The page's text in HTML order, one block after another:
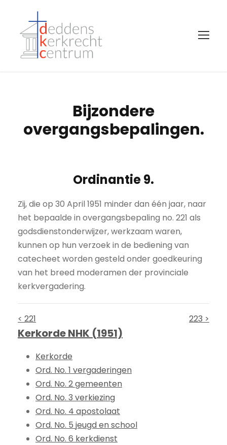
Bijzondere
overgangsbepalingen.
Ordinantie 9.
Zij, die op 30 April 1951 minder dan één jaar, naar
het bepaalde in overgangsbepaling no. 221 als
godsdienstonderwijzer, werkzaam waren,
kunnen op hun verzoek in de bediening van
catecheet worden gesteld onder goedkeuring
van het breed moderamen der provinciale
kerkvergadering.
< 221 223 >
Kerkorde NHK (1951)
Kerkorde
Ord. No. 1 vergaderingen
Ord. No. 2 gemeenten
Ord. No. 3 verkiezing
Ord. No. 4 apostolaat
Ord. No. 5 jeugd en school
Ord. No. 6 kerkdienst